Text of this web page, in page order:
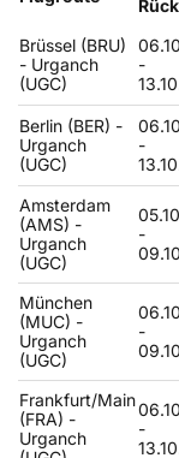
Brüssel (BRU)
- Urganch
(UGC)
-
Berlin (BER) -
Urganch
(UGC)
-
Amsterdam
(AMS) -
Urganch
(UGC)
-
München
(MUC) -
Urganch
(UGC)
-
Frankfurt/Main
(FRA) -
Urganch
-